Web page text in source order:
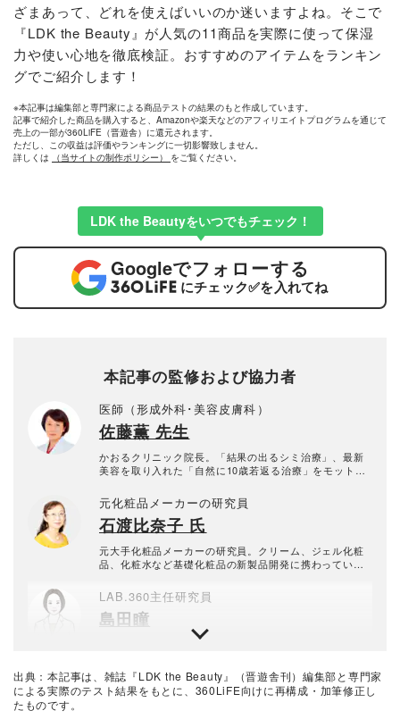
ざまあって、どれを使えばいいのか迷いますよね。そこで
『LDK the Beauty』が人気の11商品を実際に使って保湿
力や使い心地を徹底検証。おすすめのアイテムをランキン
グでご紹介します！
※本記事は編集部と専門家による商品テストの結果のもと作成しています。
記事で紹介した商品を購入すると、Amazonや楽天などのアフィリエイトプログラムを通じて
売上の一部が360LiFE（晋遊舎）に還元されます。
ただし、この収益は評価やランキングに一切影響致しません。
詳しくは
（当サイトの制作ポリシー） をご覧ください。
LDK the Beautyをいつでもチェック！
Googleでフォローする
にチェック✅を入れてね
本記事の監修および協力者
医師（形成外科･美容皮膚科）
佐藤薫 先生
かおるクリニック院長。「結果の出るシミ治療」、最新
美容を取り入れた「自然に10歳若返る治療」をモットー
鑑』（新星出版社）
元化粧品メーカーの研究員
石渡比奈子 氏
元大手化粧品メーカーの研究員。クリーム、ジェル化粧
品、化粧水など基礎化粧品の新製品開発に携わってい
LAB.360主任研究員
島田瞳
晋遊舎のテスト専門機関「LAB.360」主任研究員。年間3
キンケア・メイクアップ化粧品、家電製品など美容関連
の試験に約15年携わり、ヒト肌に関わる計測・評価を行
う。メーカーや出版社からの依頼試験に従事し、ユニー
LDK the Beauty＋編集部
出典：本記事は、雑誌『LDK the Beauty』（晋遊舎刊）編集部と専門家
による実際のテスト結果をもとに、360LiFE向けに再構成・加筆修正し
たものです。